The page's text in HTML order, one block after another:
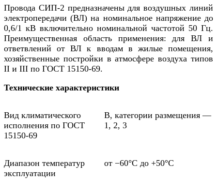
Провода СИП-2 предназначены для воздушных линий
электропередачи (ВЛ) на номинальное напряжение до
0,6/1 кВ включительно номинальной частотой 50 Гц.
Преимущественная область применения: для ВЛ и
ответвлений от ВЛ к вводам в жилые помещения,
хозяйственные постройки в атмосфере воздуха типов
II и III по ГОСТ 15150-69.
Технические характеристики
Вид климатического
исполнения по ГОСТ
15150-69
В, категории размещения —
1, 2, 3
Диапазон температур
эксплуатации
от −60°С до +50°С